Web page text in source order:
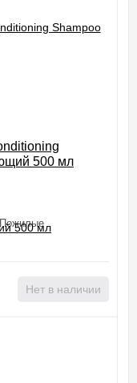
500 мл
Крупные, Миниатюрные),
Нет в наличии